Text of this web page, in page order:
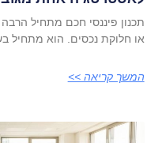
תכנון פיננסי חכם מתחיל
או חלוקת נכסים. הוא
המשך קריאה >>